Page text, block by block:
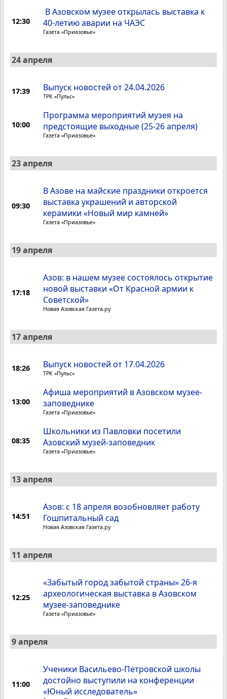
12:30
В Азовском музее открылась выставка к
40-летию аварии на ЧАЭС
Газета «Приазовье»
24 апреля
17:39 Выпуск новостей от 24.04.2026
ТРК «Пульс»
10:00
Программа мероприятий музея на
предстоящие выходные (25-26 апреля)
Газета «Приазовье»
23 апреля
09:30
В Азове на майские праздники откроется
выставка украшений и авторской
керамики «Новый мир камней»
Газета «Приазовье»
19 апреля
17:18
Азов: в нашем музее состоялось открытие
новой выставки «От Красной армии к
Советской»
Новая Азовская Газета.ру
17 апреля
18:26 Выпуск новостей от 17.04.2026
ТРК «Пульс»
13:00
Афиша мероприятий в Азовском музее-
заповеднике
Газета «Приазовье»
08:35
Школьники из Павловки посетили
Азовский музей-заповедник
Газета «Приазовье»
13 апреля
14:51
Азов: с 18 апреля возобновляет работу
Гошпитальный сад
Новая Азовская Газета.ру
11 апреля
12:25
«Забытый город забытой страны» 26-я
археологическая выставка в Азовском
музее-заповеднике
Газета «Приазовье»
9 апреля
11:00
Ученики Васильево-Петровской школы
достойно выступили на конференции
«Юный исследователь»